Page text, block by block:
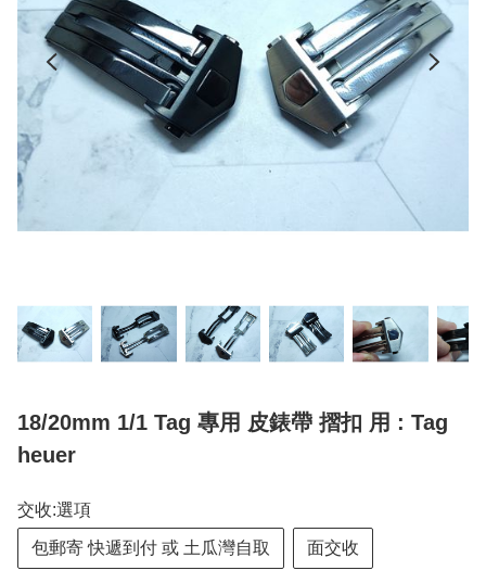
18/20mm 1/1 Tag 專用 皮錶帶 摺扣 用 : Tag
heuer
交收:選項
包郵寄 快遞到付 或 土瓜灣自取 面交收